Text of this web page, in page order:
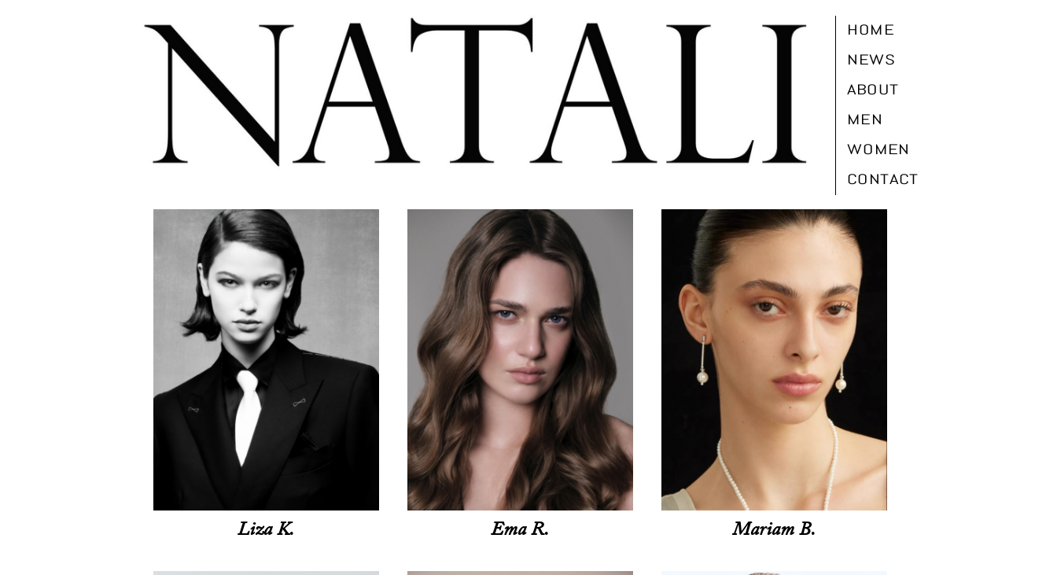
HOME
NEWS
ABOUT
MEN
WOMEN
CONTACT
Liza K. Ema R. Mariam B.